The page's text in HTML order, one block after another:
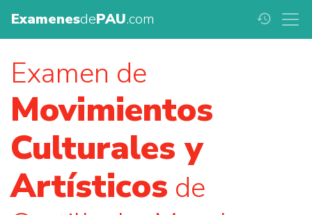
ExamenesdePAU.com history
Examen de
Movimientos
Culturales y
Artísticos de